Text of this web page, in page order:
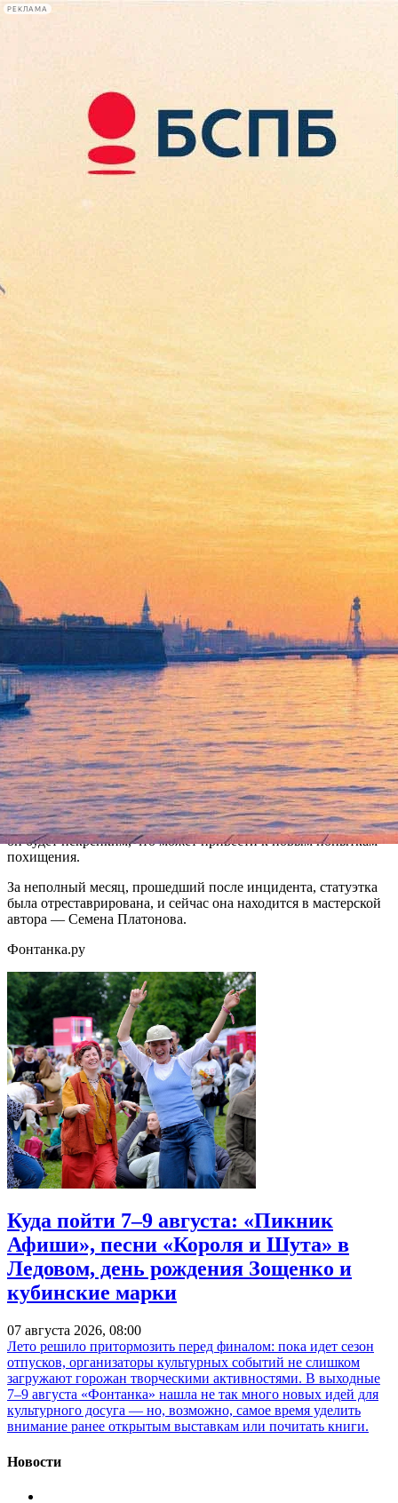
РЕКЛАМА
Сегодня:
2026.08.08
05:40
Афиша Plus
Статуэтка кота Фунтика
вернется на улицу Якубовича
только весной
Версия для печати
Как сообщили «Фонтанке» в котокафе «Республика кошек»,
сроки возвращения памятника котенку Фунтику, который
стоял перед входом в заведение, изменились. Первоначально
планировалось, что он будет заново установлен после
небольшой реставрации буквально через день после попытки
егопохищения. Однако теперь в администрации
«Республики» говорят, что любимец детей вернется на место
лишь весной.
Связано это с подготовкой фундамента, для успешного
формирования которого, по словам сотрудников, необходимо
несколько дней плюсовой температуры. В противном случае
он будет некрепким, что может привести к новым попыткам
похищения.
За неполный месяц, прошедший после инцидента, статуэтка
была отреставрирована, и сейчас она находится в мастерской
автора — Семена Платонова.
Фонтанка.ру
Куда пойти 7–9 августа: «Пикник
Афиши», песни «Короля и Шута» в
Ледовом, день рождения Зощенко и
кубинские марки
07 августа 2026, 08:00
Лето решило притормозить перед финалом: пока идет сезон
отпусков, организаторы культурных событий не слишком
загружают горожан творческими активностями. В выходные
7–9 августа «Фонтанка» нашла не так много новых идей для
культурного досуга — но, возможно, самое время уделить
внимание ранее открытым выставкам или почитать книги.
Новости